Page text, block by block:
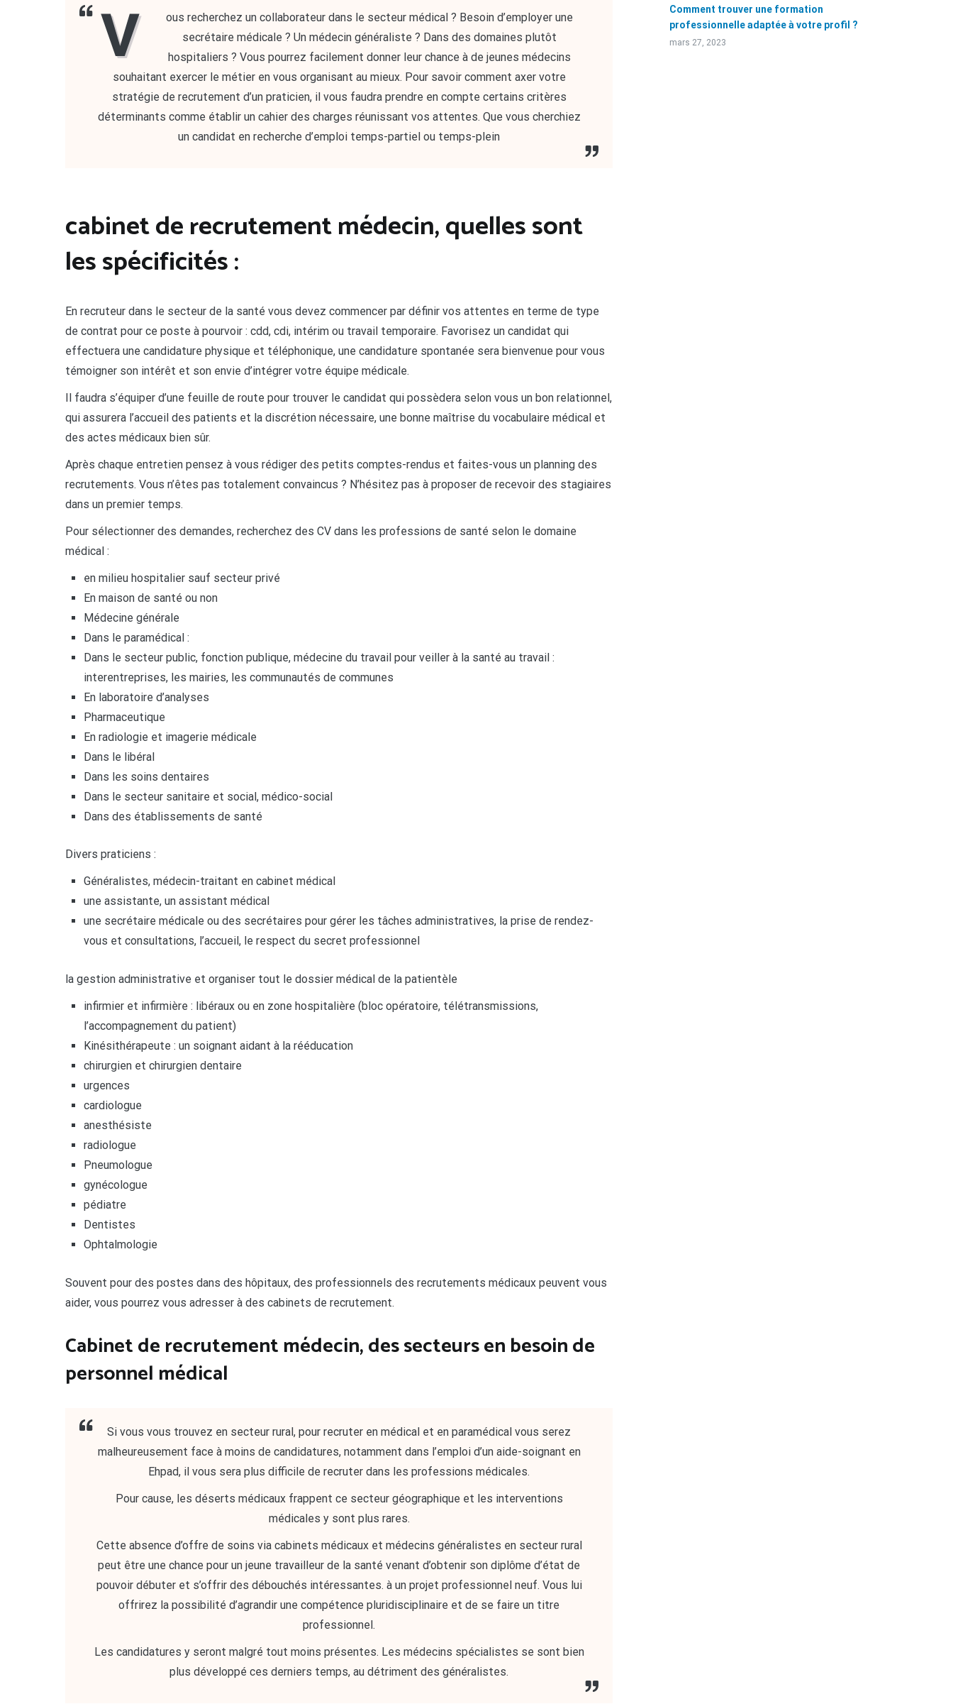
V
ous recherchez un collaborateur dans le secteur médical ? Besoin d’employer une
secrétaire médicale ? Un médecin généraliste ? Dans des domaines plutôt
hospitaliers ? Vous pourrez facilement donner leur chance à de jeunes médecins
souhaitant exercer le métier en vous organisant au mieux. Pour savoir comment axer votre
stratégie de recrutement d’un praticien, il vous faudra prendre en compte certains critères
déterminants comme établir un cahier des charges réunissant vos attentes. Que vous cherchiez
un candidat en recherche d’emploi temps-partiel ou temps-plein
cabinet de recrutement médecin, quelles sont
les spécificités :
En recruteur dans le secteur de la santé vous devez commencer par définir vos attentes en terme de type
de contrat pour ce poste à pourvoir : cdd, cdi, intérim ou travail temporaire. Favorisez un candidat qui
effectuera une candidature physique et téléphonique, une candidature spontanée sera bienvenue pour vous
témoigner son intérêt et son envie d’intégrer votre équipe médicale.
Il faudra s’équiper d’une feuille de route pour trouver le candidat qui possèdera selon vous un bon relationnel,
qui assurera l’accueil des patients et la discrétion nécessaire, une bonne maîtrise du vocabulaire médical et
des actes médicaux bien sûr.
Après chaque entretien pensez à vous rédiger des petits comptes-rendus et faites-vous un planning des
recrutements. Vous n’êtes pas totalement convaincus ? N’hésitez pas à proposer de recevoir des stagiaires
dans un premier temps.
Pour sélectionner des demandes, recherchez des CV dans les professions de santé selon le domaine
médical :
en milieu hospitalier sauf secteur privé
En maison de santé ou non
Médecine générale
Dans le paramédical :
Dans le secteur public, fonction publique, médecine du travail pour veiller à la santé au travail :
interentreprises, les mairies, les communautés de communes
En laboratoire d’analyses
Pharmaceutique
En radiologie et imagerie médicale
Dans le libéral
Dans les soins dentaires
Dans le secteur sanitaire et social, médico-social
Dans des établissements de santé
Divers praticiens :
Généralistes, médecin-traitant en cabinet médical
une assistante, un assistant médical
une secrétaire médicale ou des secrétaires pour gérer les tâches administratives, la prise de rendez-
vous et consultations, l’accueil, le respect du secret professionnel
la gestion administrative et organiser tout le dossier médical de la patientèle
infirmier et infirmière : libéraux ou en zone hospitalière (bloc opératoire, télétransmissions,
l’accompagnement du patient)
Kinésithérapeute : un soignant aidant à la rééducation
chirurgien et chirurgien dentaire
urgences
cardiologue
anesthésiste
radiologue
Pneumologue
gynécologue
pédiatre
Dentistes
Ophtalmologie
Souvent pour des postes dans des hôpitaux, des professionnels des recrutements médicaux peuvent vous
aider, vous pourrez vous adresser à des cabinets de recrutement.
Cabinet de recrutement médecin, des secteurs en besoin de
personnel médical
Si vous vous trouvez en secteur rural, pour recruter en médical et en paramédical vous serez
malheureusement face à moins de candidatures, notamment dans l’emploi d’un aide-soignant en
Ehpad, il vous sera plus difficile de recruter dans les professions médicales.
Pour cause, les déserts médicaux frappent ce secteur géographique et les interventions
médicales y sont plus rares.
Cette absence d’offre de soins via cabinets médicaux et médecins généralistes en secteur rural
peut être une chance pour un jeune travailleur de la santé venant d’obtenir son diplôme d’état de
pouvoir débuter et s’offrir des débouchés intéressantes. à un projet professionnel neuf. Vous lui
offrirez la possibilité d’agrandir une compétence pluridisciplinaire et de se faire un titre
professionnel.
Les candidatures y seront malgré tout moins présentes. Les médecins spécialistes se sont bien
plus développé ces derniers temps, au détriment des généralistes.
Comment trouver une formation
professionnelle adaptée à votre profil ?
mars 27, 2023